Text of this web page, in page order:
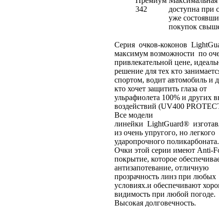
342
доступна при
уже
покупок
Серия очков-коконов
максимум возможности по
привлекательной цене,
решение для тех кто
спортом, водит автомобиль и
кто хочет защитить глаза от
ульрафиолета 100% и других
воздействий (UV400
Все модели
линейки LightGuard®
из очень упругого, но легкого
ударопрочного поликарбоната.
Очки этой серии имеют Anti-
покрытие, которое
антизапотевание, отличную
прозрачность линз при любых
условиях.и обеспечивают
видимость при любой погоде.
Высокая долговечность.